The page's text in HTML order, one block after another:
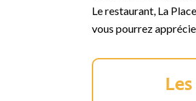
Le restaurant, La
vous pourrez